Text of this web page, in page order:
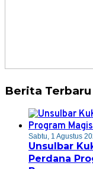
Berita Terbaru
Sabtu, 1 Agustus
Unsulbar
Perdana